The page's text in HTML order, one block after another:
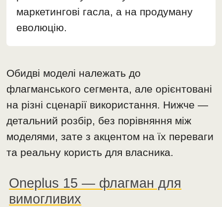
маркетингові гасла, а на продуману
еволюцію.
Обидві моделі належать до
флагманського сегмента, але орієнтовані
на різні сценарії використання. Нижче —
детальний розбір, без порівняння між
моделями, зате з акцентом на їх переваги
та реальну користь для власника.
Oneplus 15 — флагман для
вимогливих